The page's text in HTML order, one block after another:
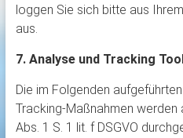
loggen Sie sich bitte aus
aus.
7. Analyse und Tracking
Die im Folgenden
Tracking-Maßnahmen werden
Abs. 1 S. 1 lit. f DSGVO